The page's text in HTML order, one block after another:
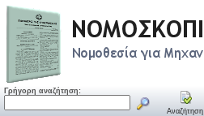
Γρήγορη αναζήτηση:
Αναζήτηση